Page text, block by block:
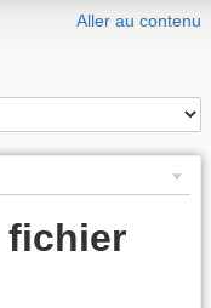
Aller au contenu
fichier